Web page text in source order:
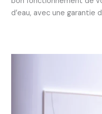
d’eau, avec une